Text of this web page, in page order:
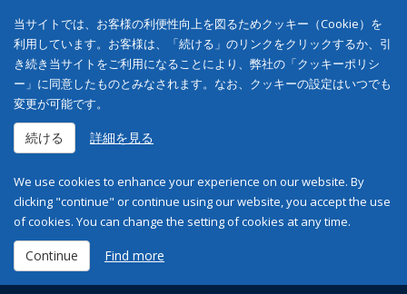
当サイトでは、お客様の利便性向上を図るためクッキー（Cookie）を
利用しています。お客様は、「続ける」のリンクをクリックするか、引
き続き当サイトをご利用になることにより、弊社の「クッキーポリシ
ー」に同意したものとみなされます。なお、クッキーの設定はいつでも
変更が可能です。
続ける 詳細を見る
We use cookies to enhance your experience on our website. By
clicking "continue" or continue using our website, you accept the use
of cookies. You can change the setting of cookies at any time.
Continue Find more